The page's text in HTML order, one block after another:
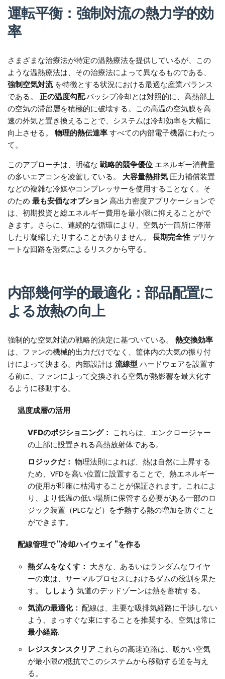
運転平衡：強制対流の熱力学的効
率
さまざまな治療法が特定の温熱療法を提供しているが、この
ような温熱療法は、その治療法によって異なるものである、
強制空気対流を特徴とする状況における最適な産業バランス
である。 正の温度勾配.パッシブ冷却とは対照的に、高熱部上
の空気の滞留層を積極的に破壊する。この高温の空気膜を高
速の外気と置き換えることで、システムは冷却効率を大幅に
向上させる。 物理的熱伝達率すべての内部電子機器にわたっ
て。
このアプローチは、明確な 戦略的競争優位 エネルギー消費量
の多いエアコンを凌駕している。 大容量熱排気 圧力補償装置
などの複雑な冷媒やコンプレッサーを使用することなく。そ
のため 最も安価なオプション高出力密度アプリケーションで
は、初期投資と総エネルギー費用を最小限に抑えることがで
きます。さらに、連続的な循環により、空気が一箇所に停滞
したり凝縮したりすることがありません。 長期完全性 デリケ
ートな回路を湿気によるリスクから守る。
内部幾何学的最適化：部品配置に
よる放熱の向上
強制的な空気対流の戦略的決定に基づいている。 熱交換効率
は、ファンの機械的出力だけでなく、筐体内の大気の振り付
けによって決まる。内部設計は 流線型 ハードウェアを設置す
る前に、ファンによって交換される空気が熱影響を最大化す
るように移動する。
温度成層の活用
VFDのポジショニング： これらは、エンクロージャー
の上部に設置される高熱放射体である。
ロジックだ： 物理法則によれば、熱は自然に上昇する
ため、VFDを高い位置に設置することで、熱エネルギー
の使用が即座に枯渇することが保証されます。これによ
り、より低温の低い場所に保管する必要がある一部のロ
ジック装置（PLCなど）を予熱する熱の増加を防ぐこと
ができます。
配線管理で "冷却ハイウェイ "を作る
熱ダムをなくす： 大きな、あるいはランダムなワイヤ
ーの束は、サーマルプロセスにおけるダムの役割を果た
す。
ししょう 気道のデッドゾーンは熱を蓄積する。
気流の最適化： 配線は、主要な吸排気経路に干渉しない
よう、まっすぐな束にすることを推奨する。空気は常に
最小経路.
レジスタンスクリア これらの高速道路は、暖かい空気
が最小限の抵抗でこのシステムから移動する道を与え
る。